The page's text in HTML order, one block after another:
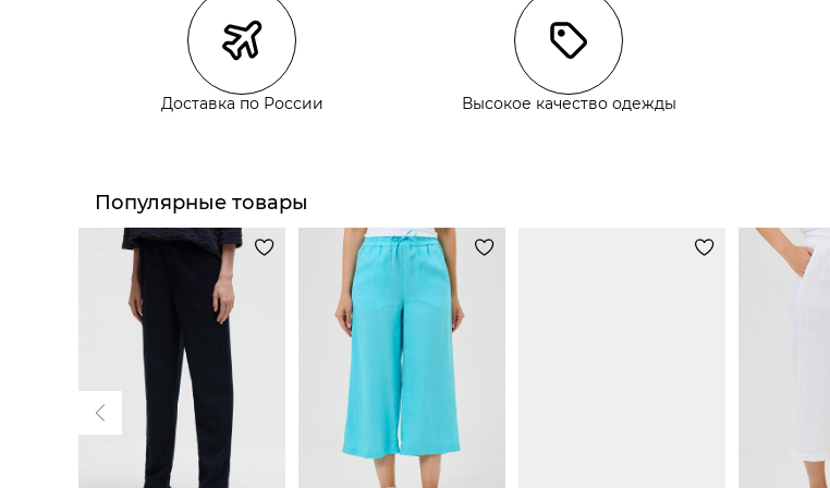
Самовывоз из пункта выдачи СДЭК
Самовывоз из наших магазинов
Доставка по России Высокое качество одежды
Популярные товары